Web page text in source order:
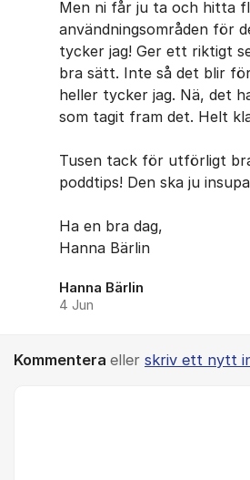
Men ni får ju ta och hitta
användningsområden för
tycker jag! Ger ett riktigt
bra sätt. Inte så det blir
heller tycker jag. Nä, det
som tagit fram det. Helt
Tusen tack för utförligt
poddtips! Den ska ju
Ha en bra dag,
Hanna Bärlin
Hanna Bärlin
4 Jun
Kommentera eller skriv ett nytt